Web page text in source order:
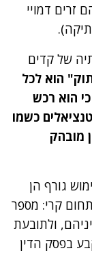
זרים דמויי
של קדים
הוא לכל
הוא רכש
כשמו
מובהק
גורף הן
קרי: מספר
ולתובעת
בפסק הדין